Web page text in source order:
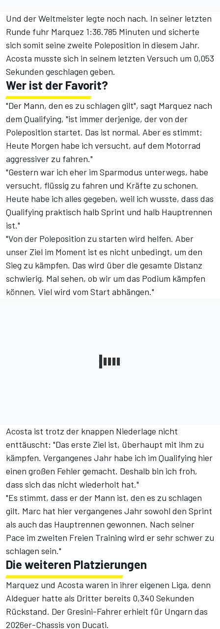
Und der Weltmeister legte noch nach. In seiner letzten
Runde fuhr Marquez 1:36.785 Minuten und sicherte
sich somit seine zweite Poleposition in diesem Jahr.
Acosta musste sich in seinem letzten Versuch um 0,053
Sekunden geschlagen geben.
Wer ist der Favorit?
"Der Mann, den es zu schlagen gilt", sagt Marquez nach
dem Qualifying, "ist immer derjenige, der von der
Poleposition startet. Das ist normal. Aber es stimmt:
Heute Morgen habe ich versucht, auf dem Motorrad
aggressiver zu fahren."
"Gestern war ich eher im Sparmodus unterwegs, habe
versucht, flüssig zu fahren und Kräfte zu schonen.
Heute habe ich alles gegeben, weil ich wusste, dass das
Qualifying praktisch halb Sprint und halb Hauptrennen
ist."
"Von der Poleposition zu starten wird helfen. Aber
unser Ziel im Moment ist es nicht unbedingt, um den
Sieg zu kämpfen. Das wird über die gesamte Distanz
schwierig. Mal sehen, ob wir um das Podium kämpfen
können. Viel wird vom Start abhängen."
Acosta ist trotz der knappen Niederlage nicht
enttäuscht: "Das erste Ziel ist, überhaupt mit ihm zu
kämpfen. Vergangenes Jahr habe ich im Qualifying hier
einen großen Fehler gemacht. Deshalb bin ich froh,
dass sich das nicht wiederholt hat."
"Es stimmt, dass er der Mann ist, den es zu schlagen
gilt. Marc hat hier vergangenes Jahr sowohl den Sprint
als auch das Hauptrennen gewonnen. Nach seiner
Pace im zweiten Freien Training wird er sehr schwer zu
schlagen sein."
Die weiteren Platzierungen
Marquez und Acosta waren in ihrer eigenen Liga, denn
Aldeguer hatte als Dritter bereits 0,340 Sekunden
Rückstand. Der Gresini-Fahrer erhielt für Ungarn das
2026er-Chassis von Ducati.